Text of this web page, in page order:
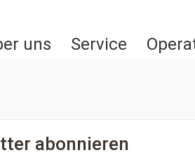
uns Service
abonnieren